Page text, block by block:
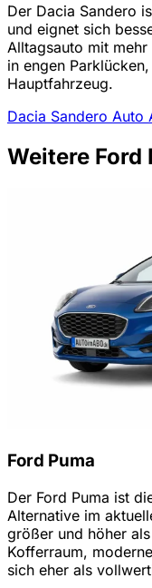
Der Dacia Sandero
und eignet sich
Alltagsauto mit
in engen
Hauptfahrzeug.
Dacia Sandero Auto
Weitere Ford
Ford Puma
Der Ford Puma ist
Alternative im
größer und höher
Kofferraum,
sich eher als